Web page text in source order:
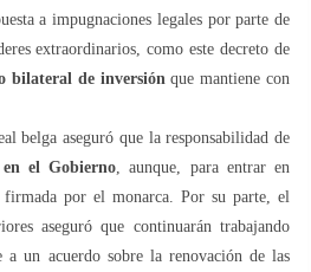
a impugnaciones legales por parte de
extraordinarios, como este decreto de
bilateral de inversión que mantiene con
belga aseguró que la responsabilidad de
en el Gobierno , aunque, para entrar en
por el monarca. Por su parte, el
aseguró que continuarán trabajando
a un acuerdo sobre la renovación de las